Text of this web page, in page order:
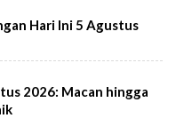
Hari Ini 5 Agustus
2026: Macan hingga